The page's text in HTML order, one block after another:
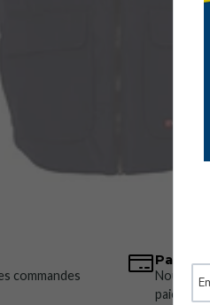
commandes
Nous
paiement